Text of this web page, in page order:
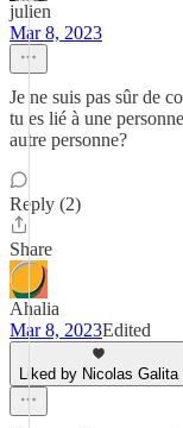
julien
Mar 8, 2023
Je ne suis pas sûr de
tu es lié à une
autre personne?
Reply (2)
Share
Ahalia
Mar 8, 2023Edited
Liked by Nicolas Galita